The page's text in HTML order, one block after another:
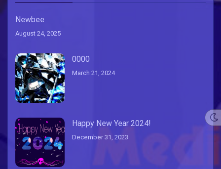
Newbee
August 24, 2025
0000
March 21, 2024
Happy New Year 2024!
December 31, 2023